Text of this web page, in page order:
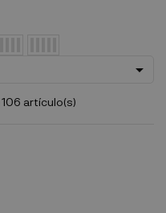

artículo(s)